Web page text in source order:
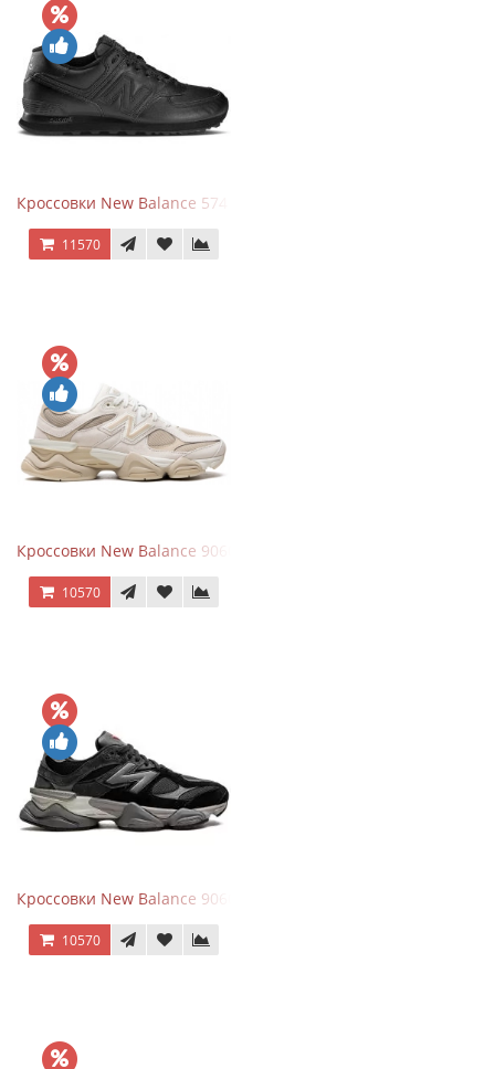
Кроссовки New Balance 574 Triple Black Leather
11570
Кроссовки New Balance 9060 Beige White
10570
Кроссовки New Balance 9060 Black Castlerock
10570